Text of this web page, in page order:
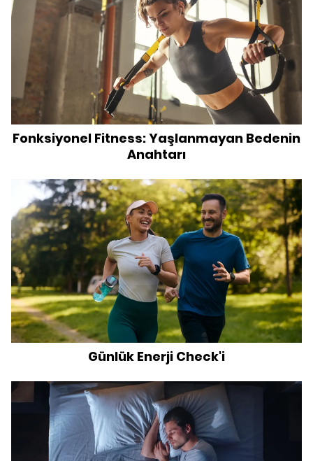
Fonksiyonel Fitness: Yaşlanmayan Bedenin
Anahtarı
Günlük Enerji Check'i